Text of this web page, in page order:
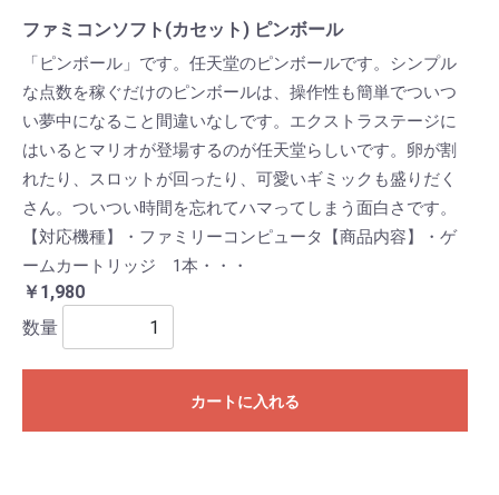
ファミコンソフト(カセット) ピンボール
「ピンボール」です。任天堂のピンボールです。シンプル
な点数を稼ぐだけのピンボールは、操作性も簡単でついつ
い夢中になること間違いなしです。エクストラステージに
はいるとマリオが登場するのが任天堂らしいです。卵が割
れたり、スロットが回ったり、可愛いギミックも盛りだく
さん。ついつい時間を忘れてハマってしまう面白さです。
【対応機種】・ファミリーコンピュータ【商品内容】・ゲ
ームカートリッジ 1本・・・
￥1,980
数量
カートに入れる